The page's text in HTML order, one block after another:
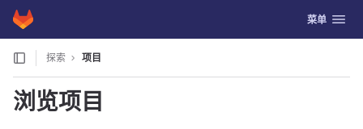
Skip to content
GitLab 切换导航
菜单
探索 项目
浏览项目